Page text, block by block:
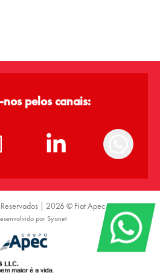
pelos canais:
| 2026 © Fiat Apec
por Syonet